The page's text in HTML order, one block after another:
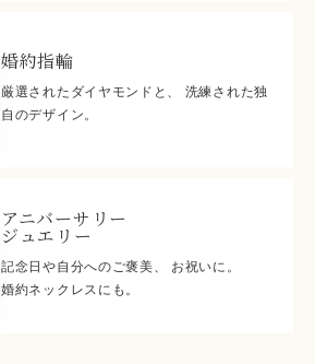
婚約指輪
厳選されたダイヤモンドと、 洗練された独
自のデザイン。
アニバーサリー
ジュエリー
記念日や自分へのご褒美、 お祝いに。
婚約ネックレスにも。